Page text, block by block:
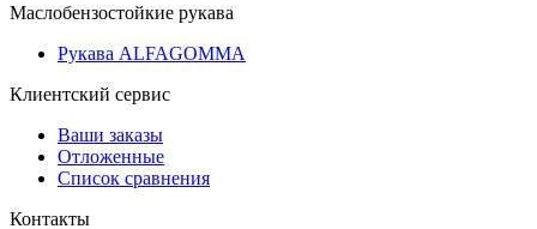
Маслобензостойкие рукава
Рукава ALFAGOMMA
Клиентский сервис
Ваши заказы
Отложенные
Список сравнения
Контакты